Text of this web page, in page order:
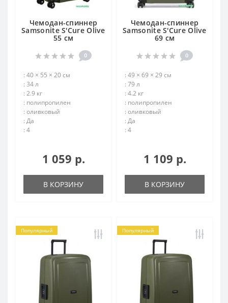
Чемодан-спиннер
Samsonite S'Cure Olive
55 см
0
: 40 × 55 × 20 см
: 34 л
: 2.9 кг
: полипропилен
: оливковый
: Да
: 4
1 059 р.
В КОРЗИНУ
Чемодан-спиннер
Samsonite S'Cure Olive
69 см
0
: 49 × 69 × 29 см
: 79 л
: 4.2 кг
: полипропилен
: оливковый
: Да
: 4
1 109 р.
В КОРЗИНУ
Популярный Популярный